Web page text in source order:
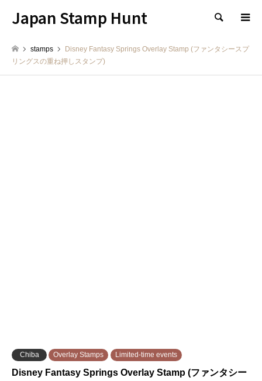
Japan Stamp Hunt 検索
stamps
Disney Fantasy Springs Overlay Stamp (ファンタシースプ
リングスの重ね押しスタンプ)
Chiba Overlay Stamps Limited-time events
Disney Fantasy Springs Overlay Stamp (ファンタシー